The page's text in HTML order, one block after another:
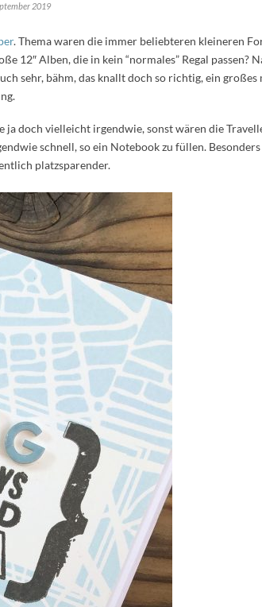
2019
. Thema waren die immer beliebteren kleineren
12″ Alben, die in kein “normales” Regal passen?
sehr, bähm, das knallt doch so richtig, ein großes
ja doch vielleicht irgendwie, sonst wären die
schnell, so ein Notebook zu füllen.
platzsparender.